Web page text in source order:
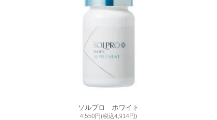
ソルプロ ホワイト
4,550円(税込4,914円)